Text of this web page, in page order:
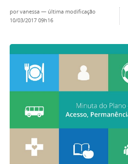
porvanessa — última modificação
10/03/2017 09h16